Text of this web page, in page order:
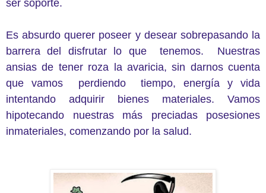
ser soporte.
Es absurdo querer poseer y desear sobrepasando la
barrera del disfrutar lo que
tenemos.
Nuestras
ansias de tener roza la avaricia, sin darnos cuenta
que vamos
perdiendo
tiempo, energía y vida
intentando adquirir bienes materiales. Vamos
hipotecando nuestras más preciadas posesiones
inmateriales, comenzando por la salud.